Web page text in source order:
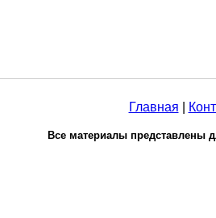
Главная
Все материалы представлены